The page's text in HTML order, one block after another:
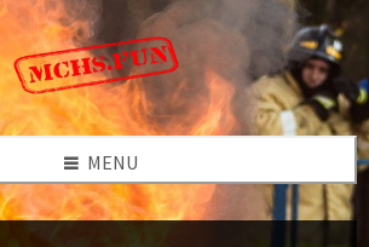
MENU